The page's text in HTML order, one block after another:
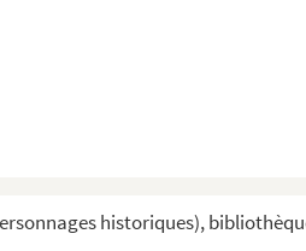
historiques),